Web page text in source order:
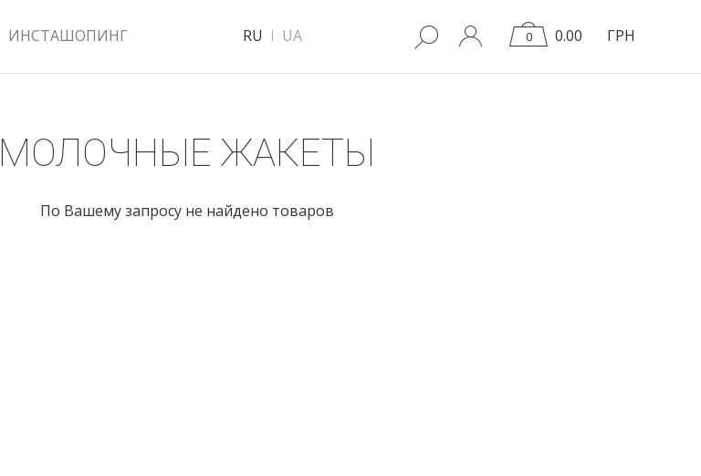
ИНСТАШОПИНГ RU UA 0 0.00 ГРН
МОЛОЧНЫЕ ЖАКЕТЫ
По Вашему запросу не найдено товаров